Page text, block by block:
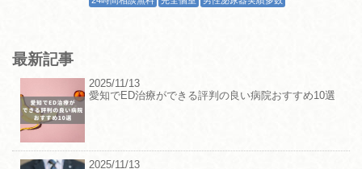
最新記事
2025/11/13
愛知でED治療ができる評判の良い病院おすすめ10選
2025/11/13